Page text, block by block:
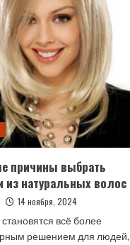
страхування
працівників
причины выбрать
из натуральных волос
14 ноября, 2024
всё более
решением для людей,